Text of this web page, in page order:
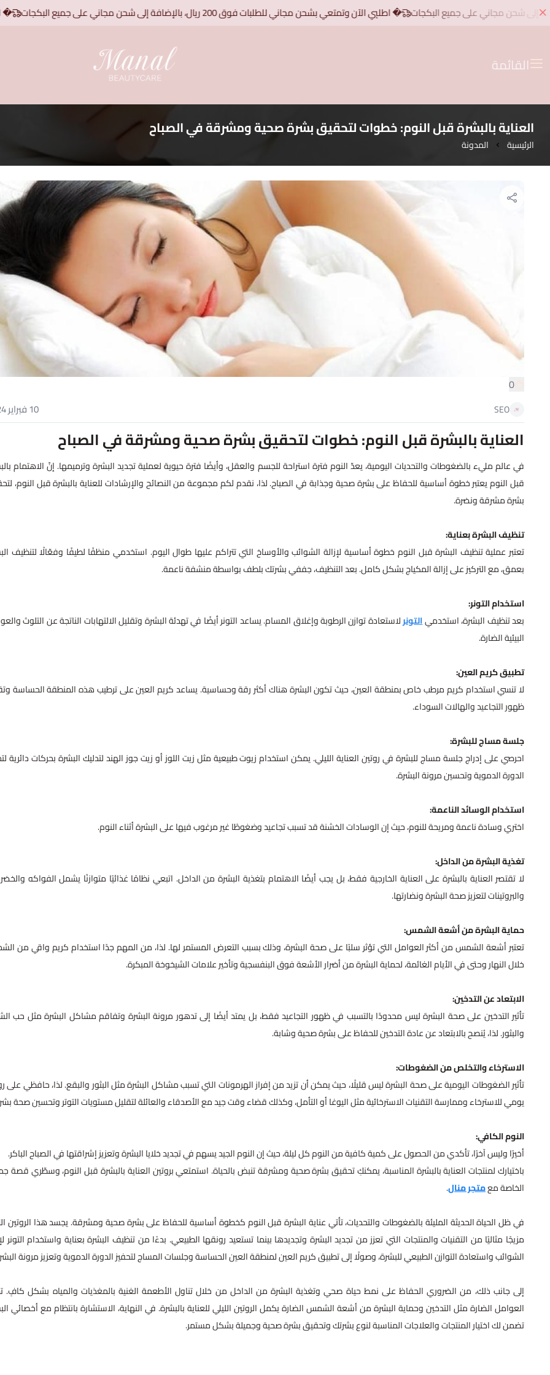
� اطلبِي الآن وتمتعي بشحن مجاني للطلبات فوق 200 ريال، بالإضافة إلى شحن مجاني على جميع البكجات � اطلبِي
القائمة منال بيوتي كير | Manal Beauty care
العناية بالبشرة قبل النوم: خطوات لتحقيق بشرة صحية ومشرقة في الصباح
الرئيسية المدونة
0
SEO 10 فبراير 2024
العناية بالبشرة قبل النوم: خطوات لتحقيق بشرة صحية ومشرقة في الصباح
في عالم مليء بالضغوطات والتحديات اليومية، يعدّ النوم فترة استراحة للجسم والعقل، وأيضًا فترة حيوية لعملية تجديد البشرة وترميمها. إنّ الاهتمام
قبل النوم يعتبر خطوة أساسية للحفاظ على بشرة صحية وجذابة في الصباح. لذا، نقدم لكم مجموعة من النصائح والإرشادات للعناية بالبشرة قبل النوم،
بشرة مشرقة ونضرة.
تنظيف البشرة بعناية:
تعتبر عملية تنظيف البشرة قبل النوم خطوة أساسية لإزالة الشوائب والأوساخ التي تتراكم عليها طوال اليوم. استخدمي منظفًا لطيفًا وفعّالًا لتنظيف
بعمق، مع التركيز على إزالة المكياج بشكل كامل. بعد التنظيف، جففي بشرتك بلطف بواسطة منشفة ناعمة.
استخدام التونر:
بعد تنظيف البشرة، استخدميالتونرلاستعادة توازن الرطوبة وإغلاق المسام. يساعد التونر أيضًا في تهدئة البشرة وتقليل الالتهابات الناتجة عن التلوث
البيئية الضارة.
تطبيق كريم العين:
لا تنسي استخدام كريم مرطب خاص بمنطقة العين، حيث تكون البشرة هناك أكثر رقة وحساسية. يساعد كريم العين على ترطيب هذه المنطقة الحساسة
ظهور التجاعيد والهالات السوداء.
جلسة مساج للبشرة:
احرصي على إدراج جلسة مساج للبشرة في روتين العناية الليلي. يمكن استخدام زيوت طبيعية مثل زيت اللوز أو زيت جوز الهند لتدليك البشرة بحركات دائرية
الدورة الدموية وتحسين مرونة البشرة.
استخدام الوسائد الناعمة:
اختري وسادة ناعمة ومريحة للنوم، حيث إن الوسادات الخشنة قد تسبب تجاعيد وضغوطًا غير مرغوب فيها على البشرة أثناء النوم.
تغذية البشرة من الداخل:
لا تقتصر العناية بالبشرة على العناية الخارجية فقط، بل يجب أيضًا الاهتمام بتغذية البشرة من الداخل. اتبعي نظامًا غذائيًا متوازنًا يشمل الفواكه
والبروتينات لتعزيز صحة البشرة ونضارتها.
حماية البشرة من أشعة الشمس:
تعتبر أشعة الشمس من أكثر العوامل التي تؤثر سلبًا على صحة البشرة، وذلك بسبب التعرض المستمر لها. لذا، من المهم جدًا استخدام كريم واقي من
خلال النهار وحتى في الأيام الغائمة، لحماية البشرة من أضرار الأشعة فوق البنفسجية وتأخير علامات الشيخوخة المبكرة.
الابتعاد عن التدخين:
تأثير التدخين على صحة البشرة ليس محدودًا بالتسبب في ظهور التجاعيد فقط، بل يمتد أيضًا إلى تدهور مرونة البشرة وتفاقم مشاكل البشرة مثل حب
والبثور. لذا، يُنصح بالابتعاد عن عادة التدخين للحفاظ على بشرة صحية وشابة.
الاسترخاء والتخلص من الضغوطات:
تأثير الضغوطات اليومية على صحة البشرة ليس قليلًا، حيث يمكن أن تزيد من إفراز الهرمونات التي تسبب مشاكل البشرة مثل البثور والبقع. لذا، حافظي على
يومي للاسترخاء وممارسة التقنيات الاسترخائية مثل اليوغا أو التأمل، وكذلك قضاء وقت جيد مع الأصدقاء والعائلة لتقليل مستويات التوتر وتحسين صحة
النوم الكافي:
أخيرًا وليس آخرًا، تأكدي من الحصول على كمية كافية من النوم كل ليلة، حيث إن النوم الجيد يسهم في تجديد خلايا البشرة وتعزيز إشراقتها في الصباح الباكر.
باختيارك لمنتجات العناية بالبشرة المناسبة، يمكنكِ تحقيق بشرة صحية ومشرقة تنبض بالحياة. استمتعي بروتين العناية بالبشرة قبل النوم، وسطّري قصة
الخاصة معمتجر منال.
في ظل الحياة الحديثة المليئة بالضغوطات والتحديات، تأتي عناية البشرة قبل النوم كخطوة أساسية للحفاظ على بشرة صحية ومشرقة. يجسد هذا الروتين
مزيجًا مثاليًا من التقنيات والمنتجات التي تعزز من تجديد البشرة وتجديدها بينما تستعيد رونقها الطبيعي. بدءًا من تنظيف البشرة بعناية واستخدام التونر
الشوائب واستعادة التوازن الطبيعي للبشرة، وصولًا إلى تطبيق كريم العين لمنطقة العين الحساسة وجلسات المساج لتحفيز الدورة الدموية وتعزيز مرونة
إلى جانب ذلك، من الضروري الحفاظ على نمط حياة صحي وتغذية البشرة من الداخل من خلال تناول الأطعمة الغنية بالمغذيات والمياه بشكل كافٍ.
العوامل الضارة مثل التدخين وحماية البشرة من أشعة الشمس الضارة يكمل الروتين الليلي للعناية بالبشرة. في النهاية، الاستشارة بانتظام مع أخصائي
تضمن لك اختيار المنتجات والعلاجات المناسبة لنوع بشرتك وتحقيق بشرة صحية وجميلة بشكل مستمر.